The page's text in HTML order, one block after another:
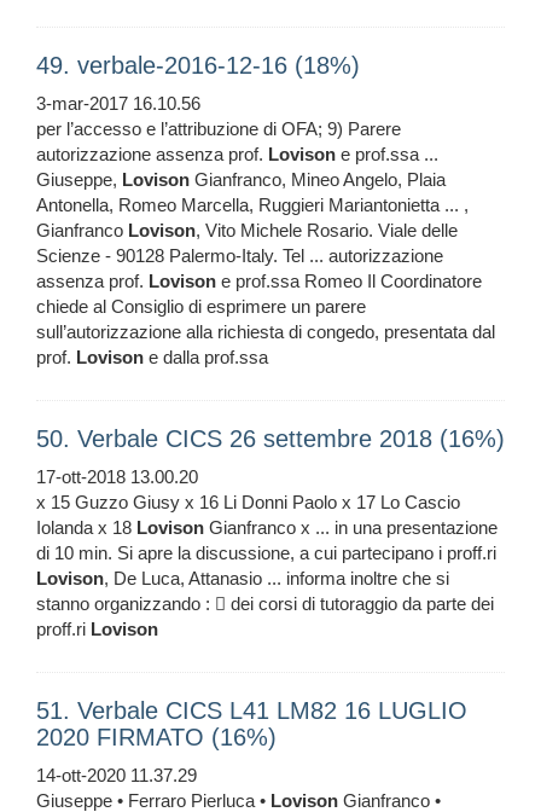
49. verbale-2016-12-16 (18%)
3-mar-2017 16.10.56
per l’accesso e l’attribuzione di OFA; 9) Parere
autorizzazione assenza prof. Lovison e prof.ssa ...
Giuseppe, Lovison Gianfranco, Mineo Angelo, Plaia
Antonella, Romeo Marcella, Ruggieri Mariantonietta ... ,
Gianfranco Lovison, Vito Michele Rosario. Viale delle
Scienze - 90128 Palermo-Italy. Tel ... autorizzazione
assenza prof. Lovison e prof.ssa Romeo Il Coordinatore
chiede al Consiglio di esprimere un parere
sull’autorizzazione alla richiesta di congedo, presentata dal
prof. Lovison e dalla prof.ssa
50. Verbale CICS 26 settembre 2018 (16%)
17-ott-2018 13.00.20
x 15 Guzzo Giusy x 16 Li Donni Paolo x 17 Lo Cascio
Iolanda x 18 Lovison Gianfranco x ... in una presentazione
di 10 min. Si apre la discussione, a cui partecipano i proff.ri
Lovison, De Luca, Attanasio ... informa inoltre che si
stanno organizzando :  dei corsi di tutoraggio da parte dei
proff.ri Lovison
51. Verbale CICS L41 LM82 16 LUGLIO
2020 FIRMATO (16%)
14-ott-2020 11.37.29
Giuseppe • Ferraro Pierluca • Lovison Gianfranco •